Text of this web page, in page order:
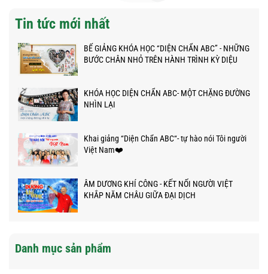
Tin tức mới nhất
BẾ GIẢNG KHÓA HỌC “DIỆN CHẨN ABC” - NHỮNG
BƯỚC CHÂN NHỎ TRÊN HÀNH TRÌNH KỲ DIỆU
KHÓA HỌC DIỆN CHẨN ABC- MỘT CHẶNG ĐƯỜNG
NHÌN LẠI
Khai giảng “Diện Chẩn ABC“- tự hào nói Tôi người
Việt Nam❤️
ÂM DƯƠNG KHÍ CÔNG - KẾT NỐI NGƯỜI VIỆT
KHẮP NĂM CHÂU GIỮA ĐẠI DỊCH
Danh mục sản phẩm